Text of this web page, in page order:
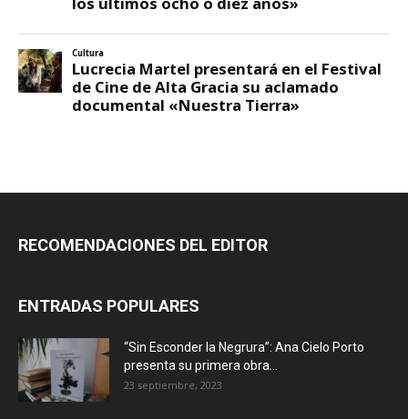
RECOMENDACIONES DEL EDITOR
ENTRADAS POPULARES
“Sin Esconder la Negrura”: Ana Cielo Porto
presenta su primera obra...
23 septiembre, 2023